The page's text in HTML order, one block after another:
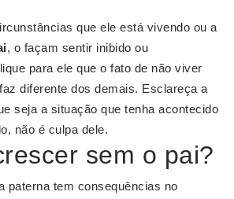
que ele está vivendo ou a
, o façam sentir inibido ou
para ele que o fato de não viver
diferente dos demais. Esclareça a
seja a situação que tenha acontecido
não é culpa dele.
sem o pai?
paterna tem consequências no